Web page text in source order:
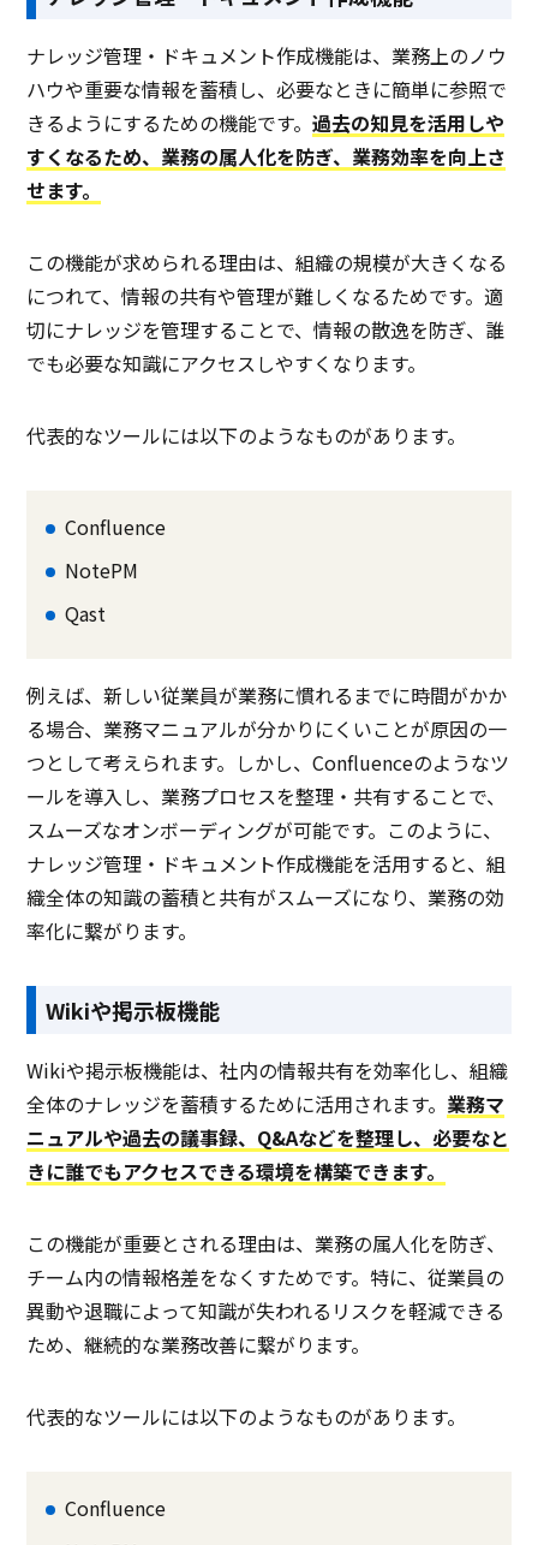
ナレッジ管理・ドキュメント作成機能は、業務上のノウ
ハウや重要な情報を蓄積し、必要なときに簡単に参照で
きるようにするための機能です。過去の知見を活用しや
すくなるため、業務の属人化を防ぎ、業務効率を向上さ
せます。
この機能が求められる理由は、組織の規模が大きくなる
につれて、情報の共有や管理が難しくなるためです。適
切にナレッジを管理することで、情報の散逸を防ぎ、誰
でも必要な知識にアクセスしやすくなります。
代表的なツールには以下のようなものがあります。
Confluence
NotePM
Qast
例えば、新しい従業員が業務に慣れるまでに時間がかか
る場合、業務マニュアルが分かりにくいことが原因の一
つとして考えられます。しかし、Confluenceのようなツ
ールを導入し、業務プロセスを整理・共有することで、
スムーズなオンボーディングが可能です。このように、
ナレッジ管理・ドキュメント作成機能を活用すると、組
織全体の知識の蓄積と共有がスムーズになり、業務の効
率化に繋がります。
Wikiや掲示板機能
Wikiや掲示板機能は、社内の情報共有を効率化し、組織
全体のナレッジを蓄積するために活用されます。 業務マ
ニュアルや過去の議事録、Q&Aなどを整理し、必要なと
きに誰でもアクセスできる環境を構築できます。
この機能が重要とされる理由は、業務の属人化を防ぎ、
チーム内の情報格差をなくすためです。特に、従業員の
異動や退職によって知識が失われるリスクを軽減できる
ため、継続的な業務改善に繋がります。
代表的なツールには以下のようなものがあります。
Confluence